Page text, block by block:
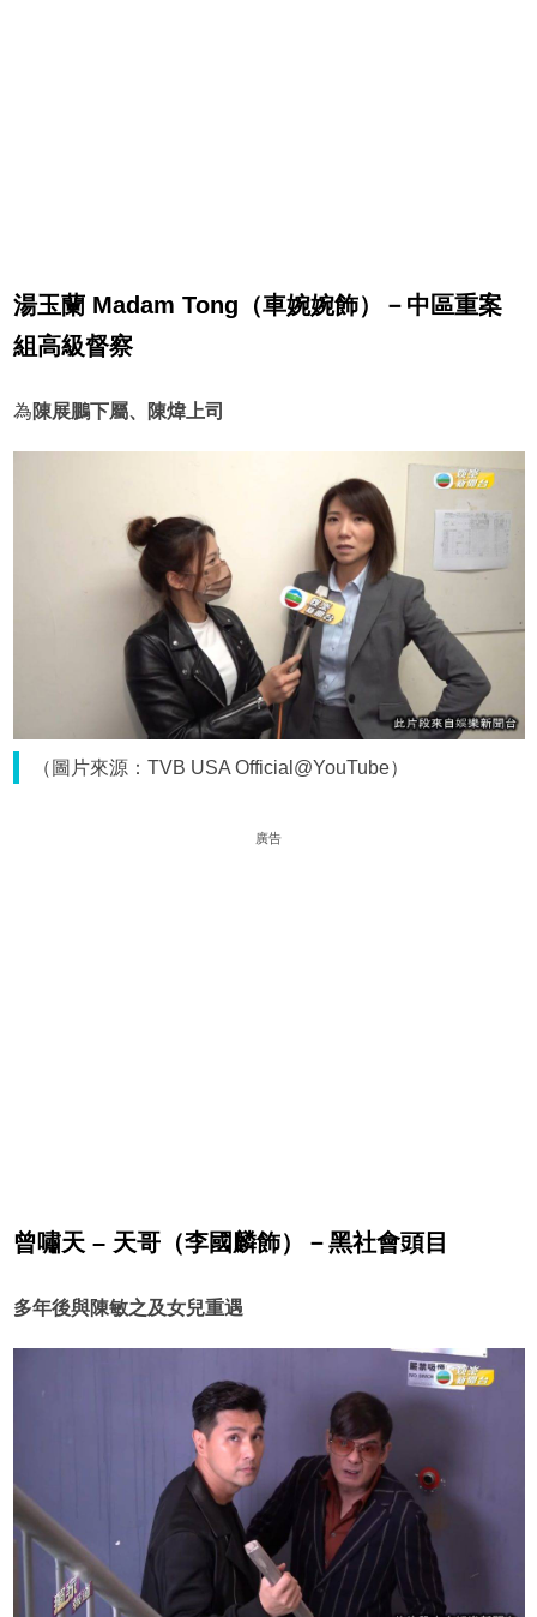
湯玉蘭 Madam Tong（車婉婉飾）－中區重案
組高級督察
為陳展鵬下屬、 陳煒上司
（圖片來源：TVB USA Official@YouTube）
廣告
曾嘯天 – 天哥（李國麟飾）－黑社會頭目
多年後與陳敏之及女兒重遇